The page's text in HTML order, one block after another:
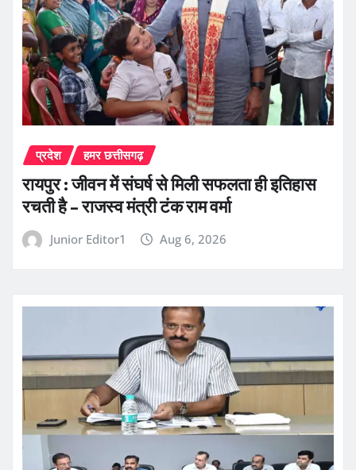
प्रदेश हमर छत्तीसगढ़
रायपुर : जीवन में संघर्ष से मिली सफलता ही इतिहास
रचती है – राजस्व मंत्री टंक राम वर्मा
Junior Editor1 Aug 6, 2026